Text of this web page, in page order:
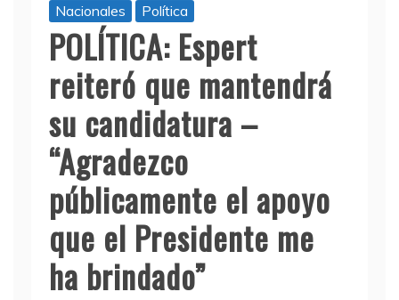
Nacionales Política
POLÍTICA: Espert
reiteró que mantendrá
su candidatura –
“Agradezco
públicamente el apoyo
que el Presidente me
ha brindado”